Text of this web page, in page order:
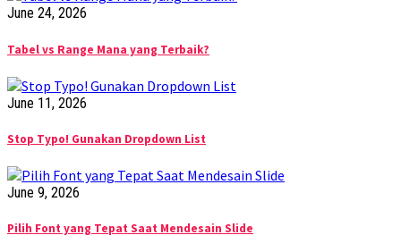
June 24, 2026
Tabel vs Range Mana yang Terbaik?
June 11, 2026
Stop Typo! Gunakan Dropdown List
June 9, 2026
Pilih Font yang Tepat Saat Mendesain Slide